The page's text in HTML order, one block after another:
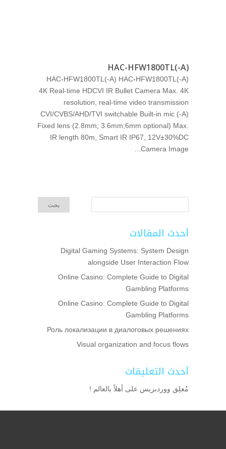
HAC-HFW1800TL(-A)
HAC-HFW1800TL(-A) HAC-HFW1800TL(-A)
4K Real-time HDCVI IR Bullet Camera Max. 4K
resolution, real-time video transmission
CVI/CVBS/AHD/TVI switchable Built-in mic (-A)
Fixed lens (2.8mm; 3.6mm;6mm optional) Max.
IR length 80m, Smart IR IP67, 12V±30%DC
Camera Image...
أحدث المقالات
Digital Gaming Systems: System Design
alongside User Interaction Flow
Online Casino: Complete Guide to Digital
Gambling Platforms
Online Casino: Complete Guide to Digital
Gambling Platforms
Роль локализации в диалоговых решениях
Visual organization and focus flows
أحدث التعليقات
مُعلِق ووردبريس على أهلاً بالعالم !